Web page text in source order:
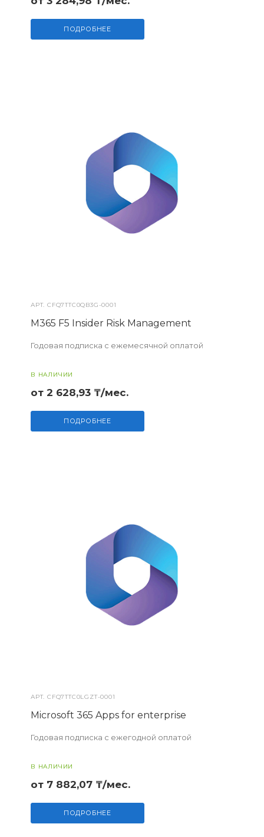
ПОДРОБНЕЕ
АРТ.CFQ7TTC0QB3G-0001
M365 F5 Insider Risk Management
Годовая подписка с ежемесячной оплатой
В НАЛИЧИИ
от 2 628,93 ₸/мес.
ПОДРОБНЕЕ
АРТ.CFQ7TTC0LGZT-0001
Microsoft 365 Apps for enterprise
Годовая подписка с ежегодной оплатой
В НАЛИЧИИ
от 7 882,07 ₸/мес.
ПОДРОБНЕЕ